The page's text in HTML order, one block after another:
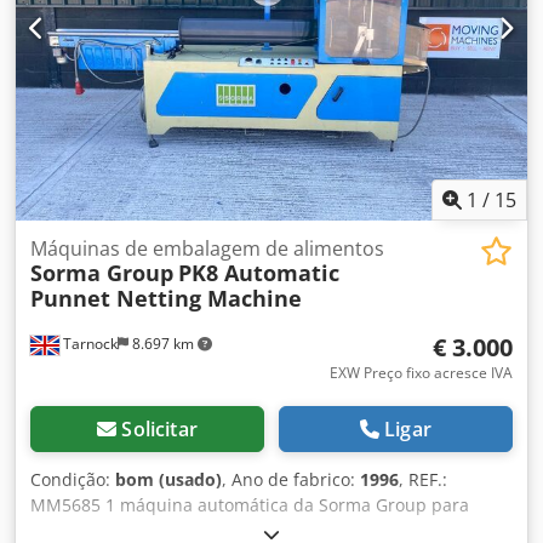
1 / 15
Tarnock 8.697 km
Máquinas de embalagem de alimentos
Sorma Group PK8 Automatic
Punnet Netting Machine
€ 3.000
EXW Preço fixo acresce IVA
Solicitar Ligar
Condição: bom (usado), Ano de fabrico: 1996, REF.:
MM5685 1 máquina automática da Sorma Group para
aplicação de rede em bandejas. Dkodpfet Evzrex Amrjr